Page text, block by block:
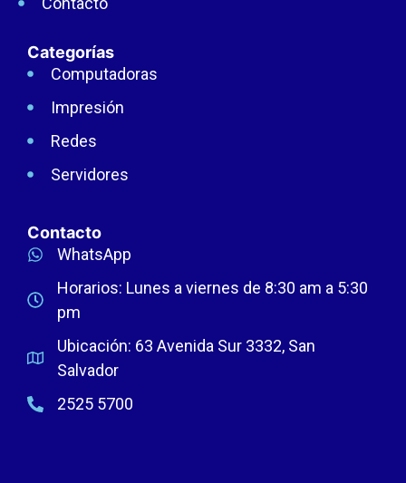
Categorías
Computadoras
Impresión
Redes
Servidores
Contacto
WhatsApp
Horarios: Lunes a viernes de 8:30 am a 5:30
pm
Ubicación: 63 Avenida Sur 3332, San
Salvador
2525 5700